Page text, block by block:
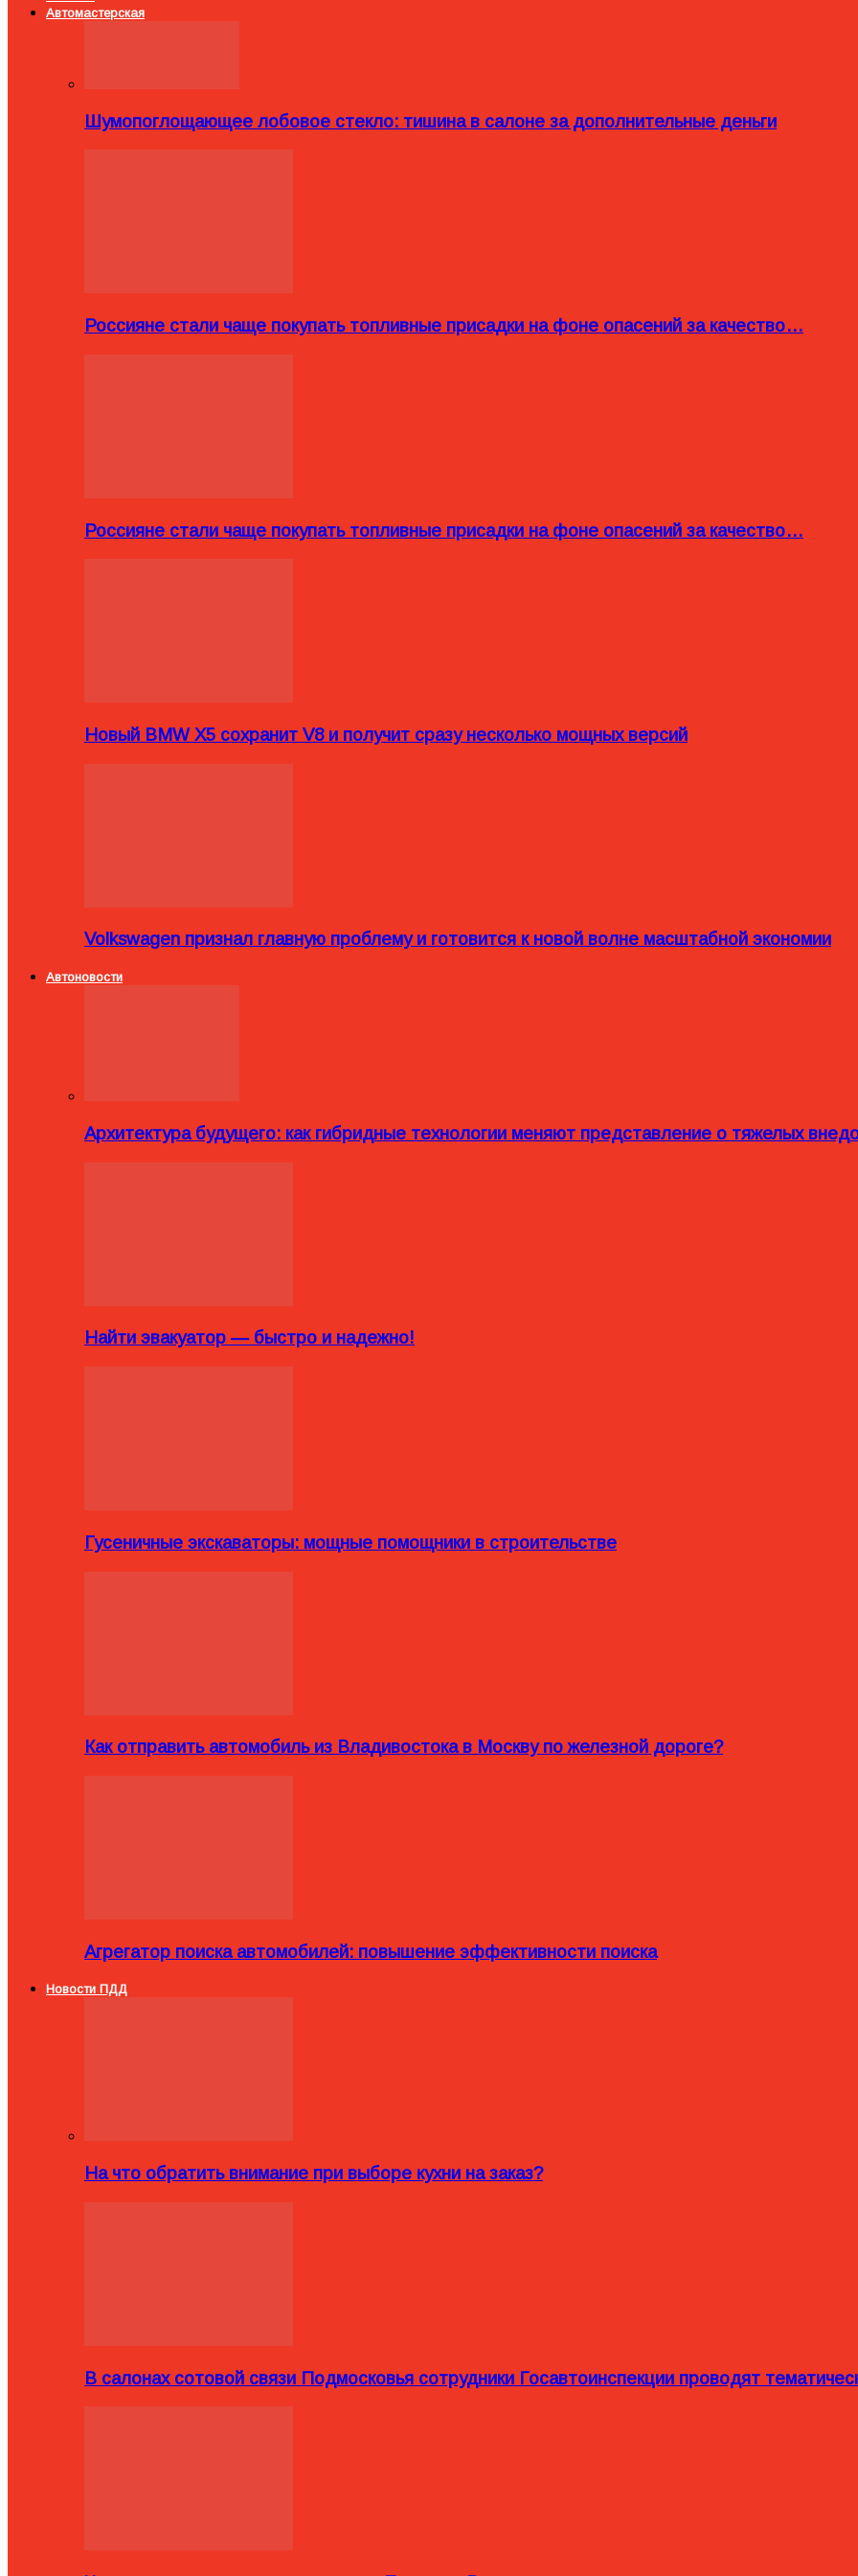
Автомастерская
Шумопоглощающее лобовое стекло: тишина в салоне за дополнительные деньги
Россияне стали чаще покупать топливные присадки на фоне опасений за качество…
Россияне стали чаще покупать топливные присадки на фоне опасений за качество…
Новый BMW X5 сохранит V8 и получит сразу несколько мощных версий
Volkswagen признал главную проблему и готовится к новой волне масштабной экономии
Автоновости
Архитектура будущего: как гибридные технологии меняют представление о тяжелых
Найти эвакуатор — быстро и надежно!
Гусеничные экскаваторы: мощные помощники в строительстве
Как отправить автомобиль из Владивостока в Москву по железной дороге?
Агрегатор поиска автомобилей: повышение эффективности поиска
Новости ПДД
На что обратить внимание при выборе кухни на заказ?
В салонах сотовой связи Подмосковья сотрудники Госавтоинспекции проводят